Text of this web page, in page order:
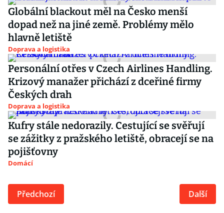
Globální blackout měl na Česko menší
dopad než na jiné země. Problémy mělo
hlavně letiště
Doprava a logistika
Personální otřes v Czech Airlines Handling.
Krizový manažer přichází z dceřiné firmy
Českých drah
Doprava a logistika
Kufry stále nedorazily. Cestující se svěřují
se zážitky z pražského letiště, obracejí se na
pojišťovny
Domácí
Předchozí Další